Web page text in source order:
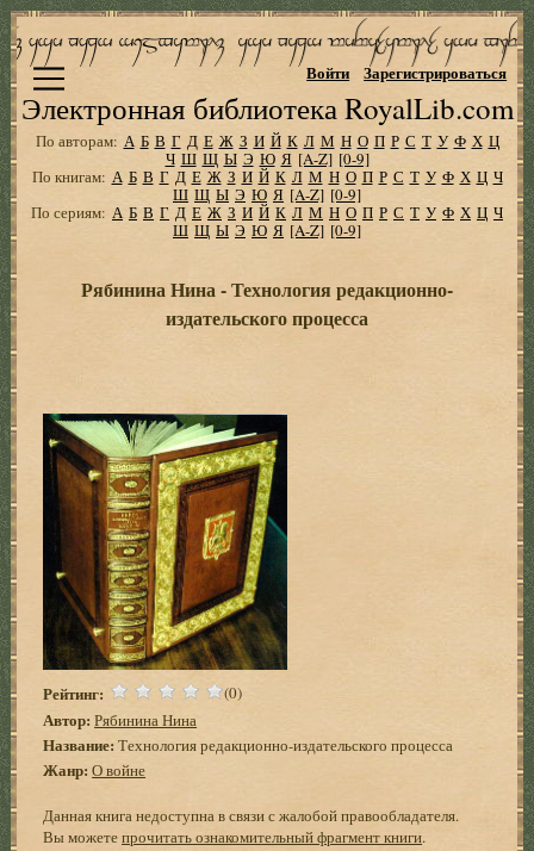
Электронная библиотека RoyalLib.com
Войти Зарегистрироваться
По авторам: А Б В Г Д Е Ж З И Й К Л М Н О П Р С Т У Ф Х Ц
Ч Ш Щ Ы Э Ю Я [A-Z] [0-9]
По книгам: А Б В Г Д Е Ж З И Й К Л М Н О П Р С Т У Ф Х Ц Ч
Ш Щ Ы Э Ю Я [A-Z] [0-9]
По сериям: А Б В Г Д Е Ж З И Й К Л М Н О П Р С Т У Ф Х Ц Ч
Ш Щ Ы Э Ю Я [A-Z] [0-9]
Рябинина Нина - Технология редакционно-
издательского процесса
Рейтинг: (0)
Автор: Рябинина Нина
Название: Технология редакционно-издательского процесса
Жанр: О войне
Данная книга недоступна в связи с жалобой правообладателя.
Вы можетепрочитать ознакомительный фрагмент книги.